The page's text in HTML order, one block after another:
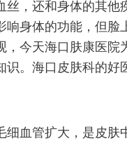
丝，还和身体的其他
响身体的功能，但脸
，今天海口肤康医院
识。海口皮肤科的好
血管扩大，是皮肤